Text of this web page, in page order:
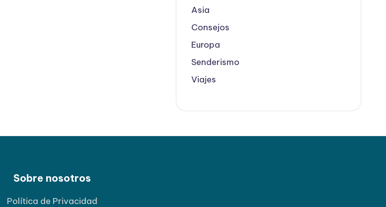
Asia
Consejos
Europa
Senderismo
Viajes
Sobre nosotros
Política de Privacidad